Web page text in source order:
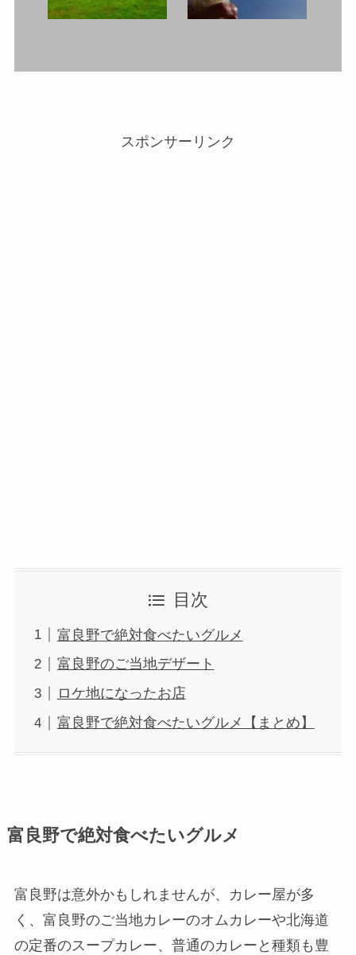
スポンサーリンク
目次
富良野で絶対食べたいグルメ
富良野のご当地デザート
ロケ地になったお店
富良野で絶対食べたいグルメ【まとめ】
富良野で絶対食べたいグルメ
富良野は意外かもしれませんが、カレー屋が多
く、富良野のご当地カレーのオムカレーや北海道
の定番のスープカレー、普通のカレーと種類も豊